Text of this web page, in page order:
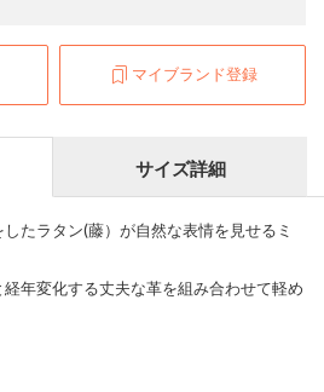
マイブランド登録
サイズ詳細
たラタン(藤）が自然な表情を見せるミ
年変化する丈夫な革を組み合わせて軽め